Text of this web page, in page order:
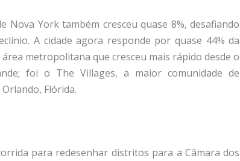
Nova York também cresceu quase 8%, desafiando
A cidade agora responde por quase 44% da
metropolitana que cresceu mais rápido desde o
foi o The Villages, a maior comunidade de
Flórida.
para redesenhar distritos para a Câmara dos